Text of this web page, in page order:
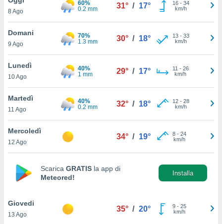
è
al sito
di
ci
di
il
un
la
nella
8 Ago
60%
0.2 mm
31° / 17° 16- 34
km/h
Domani
9 Ago
70%
1.3 mm
30° / 18° 13- 33
km/h
Lunedì
10 Ago
40%
1 mm
29° / 17° 11 - 26
km/h
Martedì
11 Ago
40%
0.2 mm
32° / 18° 12- 28
km/h
Mercoledì
12 Ago
34° / 19° 8- 24
km/h
Scarica GRATIS la app di
Meteored!
Installa
Giovedi
13 Ago
35° / 20° 9- 25
km/h